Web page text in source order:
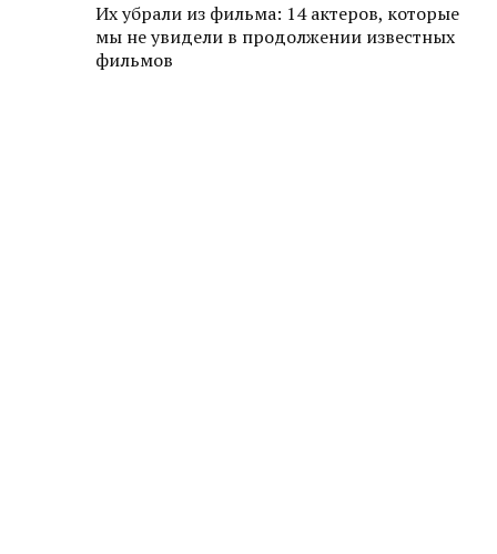
Их убрали из фильма: 14 актеров, которые
мы не увидели в продолжении известных
фильмов